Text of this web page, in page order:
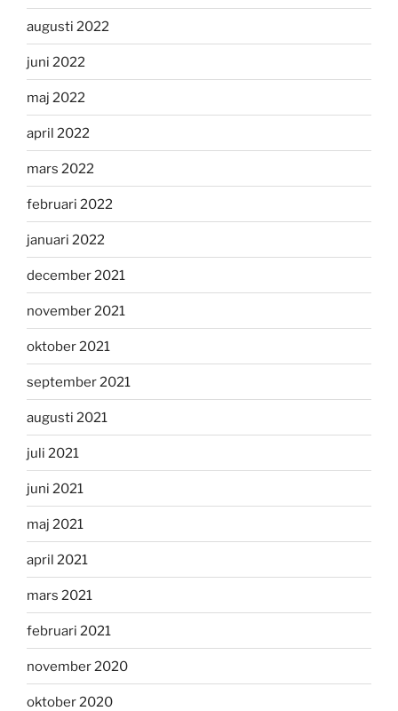
augusti 2022
juni 2022
maj 2022
april 2022
mars 2022
februari 2022
januari 2022
december 2021
november 2021
oktober 2021
september 2021
augusti 2021
juli 2021
juni 2021
maj 2021
april 2021
mars 2021
februari 2021
november 2020
oktober 2020